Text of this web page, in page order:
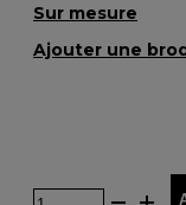
Sur mesure
Ajouter une